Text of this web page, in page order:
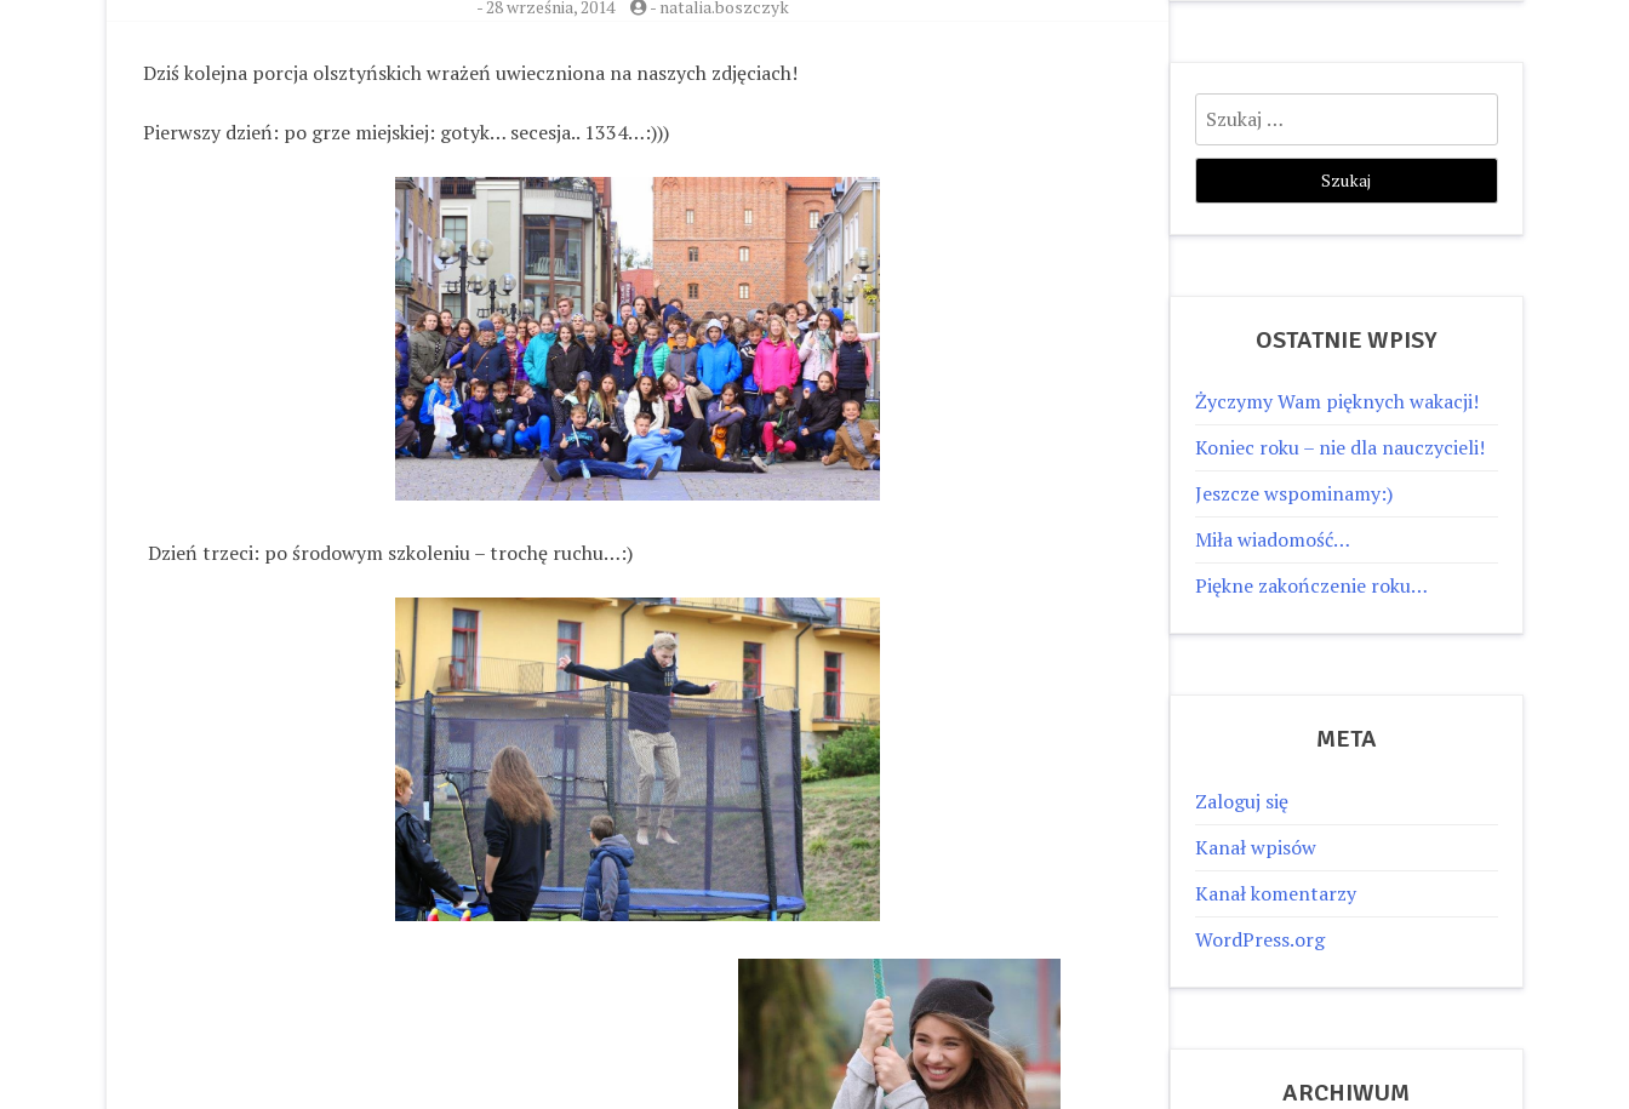
-28 września, 2014 - natalia.boszczyk
Dziś kolejna porcja olsztyńskich wrażeń uwieczniona na naszych zdjęciach!
Pierwszy dzień: po grze miejskiej: gotyk… secesja.. 1334…:)))
Dzień trzeci: po środowym szkoleniu – trochę ruchu…:)
Szukaj:
OSTATNIE WPISY
Życzymy Wam pięknych wakacji!
Koniec roku – nie dla nauczycieli!
Jeszcze wspominamy:)
Miła wiadomość…
Piękne zakończenie roku…
META
Zaloguj się
Kanał wpisów
Kanał komentarzy
WordPress.org
ARCHIWUM